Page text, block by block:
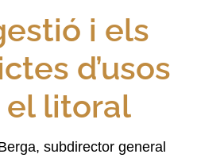
i els
d’usos
el litoral
subdirector general